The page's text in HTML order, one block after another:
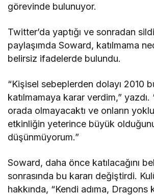
görevinde bulunuyor.
Twitter’da yaptığı ve sonradan
paylaşımda Soward, katılmama
belirsiz ifadelerde bulundu.
“Kişisel sebeplerden dolayı 2010
katılmamaya karar verdim,” yazdı.
orada olmayacaktı ve onların
etkinliğin yeterince büyük
düşünmüyorum.”
Soward, daha önce katılacağını
sonrasında bu kararı değiştirdi.
hakkında, “Kendi adıma, Dragons